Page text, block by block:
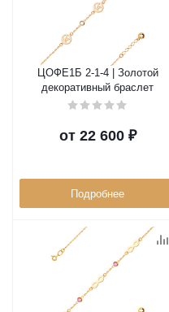
ЦОФЕ1Б 2-1-4 | Золотой
декоративный браслет
от 22 600 ₽
Подробнее